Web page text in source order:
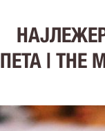
ПЕТА | THE